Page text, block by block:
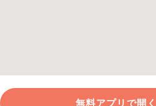
無料アプリで開く